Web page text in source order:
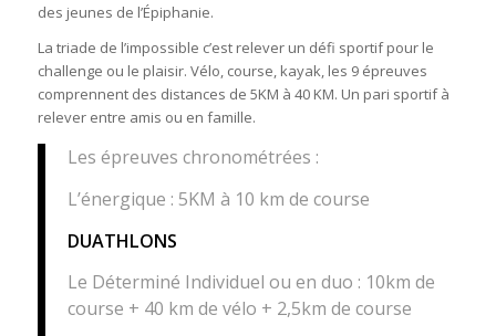
des jeunes de l’Épiphanie.
La triade de l’impossible c’est relever un défi sportif pour le
challenge ou le plaisir. Vélo, course, kayak, les 9 épreuves
comprennent des distances de 5KM à 40 KM. Un pari sportif à
relever entre amis ou en famille.
Les épreuves chronométrées :
L’énergique : 5KM à 10 km de course
DUATHLONS
Le Déterminé Individuel ou en duo : 10km de
course + 40 km de vélo + 2,5km de course